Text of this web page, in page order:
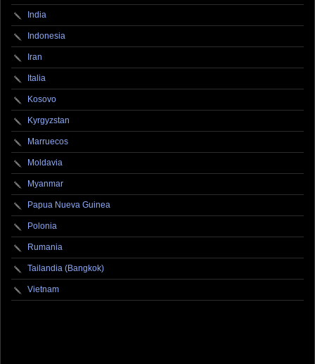
India
Indonesia
Iran
Italia
Kosovo
Kyrgyzstan
Marruecos
Moldavia
Myanmar
Papua Nueva Guinea
Polonia
Rumania
Tailandia (Bangkok)
Vietnam